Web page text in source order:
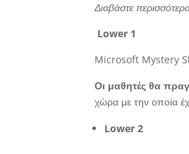
Διαβάστε
Lower 1
Microsoft Mystery
Οι μαθητές θα
χώρα με την οποία
Lower 2